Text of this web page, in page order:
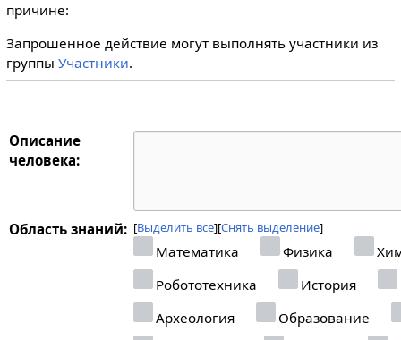
причине:
Запрошенное действие могут выполнять участники из
группы Участники.
Описание
человека:
Область знаний: Выделить все Снять выделение
Математика Физика
Робототехника
История
Археология
Образование